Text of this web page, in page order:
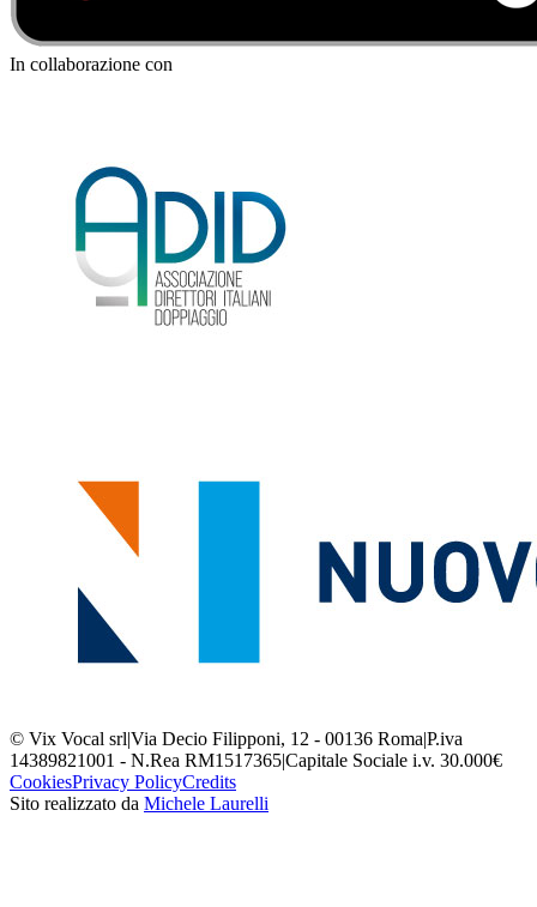
In collaborazione con
© Vix Vocal srl|Via Decio Filipponi, 12 - 00136 Roma|P.iva
14389821001 - N.Rea RM1517365|Capitale Sociale i.v. 30.000€
CookiesPrivacy PolicyCredits
Sito realizzato da Michele Laurelli